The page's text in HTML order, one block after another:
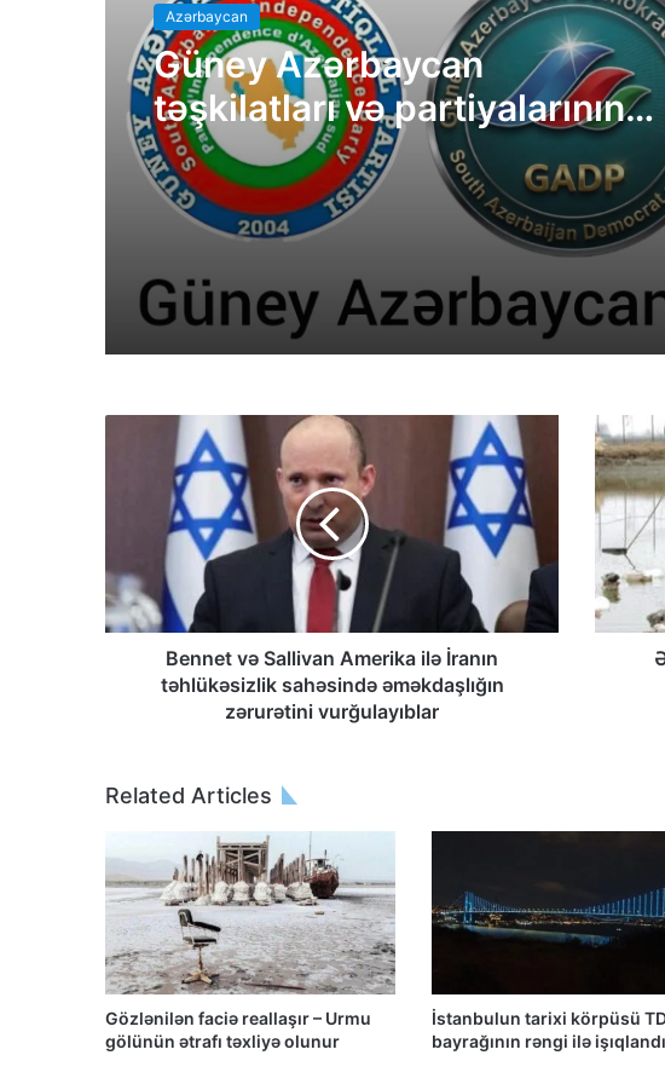
Azərbaycan
Güney Azərbaycan
təşkilatları və partiyalarının
bəyanatı
Bennet və Sallivan Amerika ilə İranın
təhlükəsizlik sahəsində əməkdaşlığın
zərurətini vurğulayıblar
Related Articles
Gözlənilən faciə reallaşır – Urmu
gölünün ətrafı təxliyə olunur
İstanbulun tarixi körpüsü
bayrağının rəngi ilə